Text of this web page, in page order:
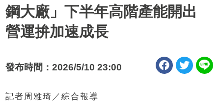
鋼大廠」下半年高階產能開出
營運拚加速成長
發布時間：2026/5/10 23:00
記者周雅琦／綜合報導